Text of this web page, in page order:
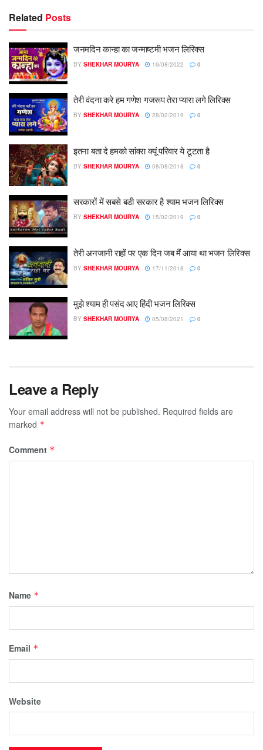
Related Posts
जनमदिन कान्हा का जन्माष्टमी भजन लिरिक्स
BY SHEKHAR MOURYA 19/08/2022 0
तेरी वंदना करे हम गणेश गजरूप तेरा प्यारा लगे लिरिक्स
BY SHEKHAR MOURYA 28/02/2019 0
इतना बता दे हमको सांवरा क्यूं परिवार ये टूटता है
BY SHEKHAR MOURYA 08/08/2018 0
सरकारों में सबसे बडी सरकार है श्याम भजन लिरिक्स
BY SHEKHAR MOURYA 15/02/2019 0
तेरी अनजानी राहों पर एक दिन जब मैं आया था भजन लिरिक्स
BY SHEKHAR MOURYA 17/11/2018 0
मुझे श्याम ही पसंद आए हिंदी भजन लिरिक्स
BY SHEKHAR MOURYA 05/08/2021 0
Leave a Reply
Your email address will not be published. Required fields are
marked *
Comment *
Name *
Email *
Website